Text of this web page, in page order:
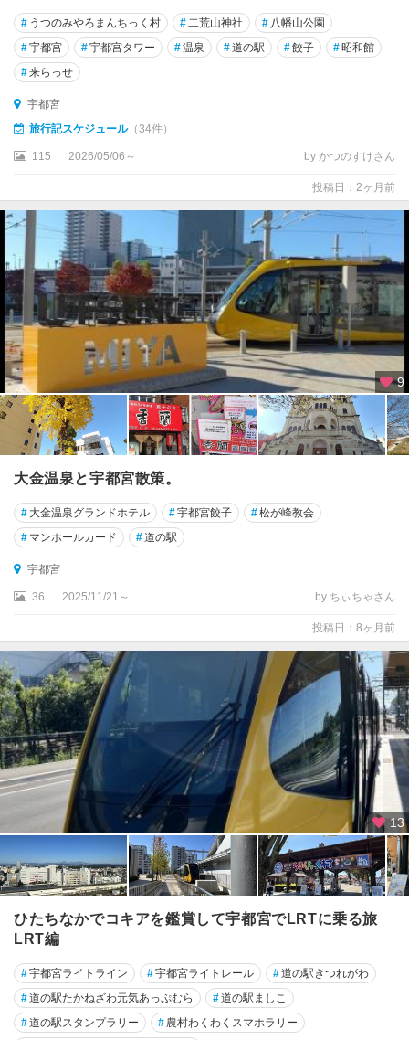
治
・
湯
西
小
・
野
・
尾
大
田
原
・
矢
板
岡
・
子
# うつのみやろまんちっく村 #二荒山神社 # 八幡山公園
#宇都宮 #宇都宮タワー #温泉 #道の駅 #餃子 # 昭和館
#来らっせ
宇都宮
旅行記スケジュール（34件）
115 2026/05/06～ by かつのすけさん
投稿日：2ヶ月前
9
大金温泉と宇都宮散策。
# 大金温泉グランドホテル #宇都宮餃子 #松が峰教会
# マンホールカード #道の駅
宇都宮
36 2025/11/21～ by ちぃちゃさん
投稿日：8ヶ月前
13
ひたちなかでコキアを鑑賞して宇都宮でLRTに乗る旅
LRT編
#宇都宮ライトライン #宇都宮ライトレール #道の駅きつれがわ
#道の駅たかねざわ元気あっぷむら #道の駅ましこ
#道の駅スタンプラリー # 農村わくわくスマホラリー